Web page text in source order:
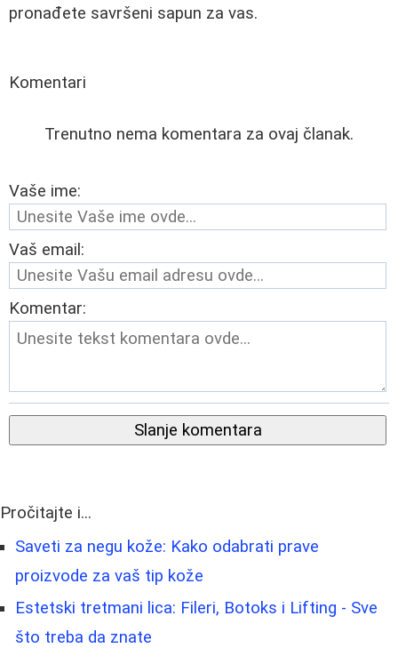
pronađete savršeni sapun za vas.
Komentari
Trenutno nema komentara za ovaj članak.
Vaše ime:
Vaš email:
Komentar:
Slanje komentara
Pročitajte i...
Saveti za negu kože: Kako odabrati prave
proizvode za vaš tip kože
Estetski tretmani lica: Fileri, Botoks i Lifting - Sve
što treba da znate